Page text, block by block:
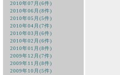
2010年07月(6件)
2010年06月(8件)
2010年05月(5件)
2010年04月(7件)
2010年03月(6件)
2010年02月(6件)
2010年01月(8件)
2009年12月(7件)
2009年11月(8件)
2009年10月(5件)